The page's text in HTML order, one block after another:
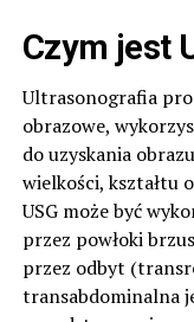
Czym jest
Ultrasonografia
obrazowe,
do uzyskania
wielkości, kształtu
USG może być
przez powłoki
przez odbyt
transabdominalna